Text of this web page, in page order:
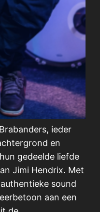
ieder
en
gedeelde liefde
Jimi Hendrix. Met
sound
aan een